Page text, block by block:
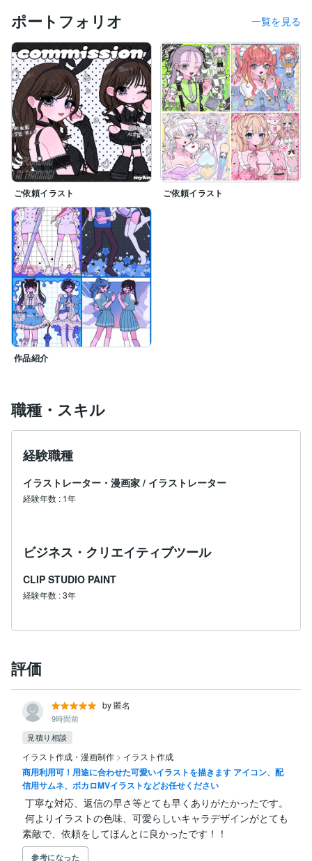
ポートフォリオ 一覧を見る
ご依頼イラスト ご依頼イラスト
作品紹介
職種・スキル
経験職種
イラストレーター・漫画家 / イラストレーター
経験年数 : 1年
ビジネス・クリエイティブツール
CLIP STUDIO PAINT
経験年数 :3年
評価
by 匿名
9時間前
見積り相談
イラスト作成・漫画制作 > イラスト作成
商用利用可！用途に合わせた可愛いイラストを描きます アイコン、配
信用サムネ、ボカロMVイラストなどお任せください
素敵で、依頼をしてほんとに良かったです！！
参考になった